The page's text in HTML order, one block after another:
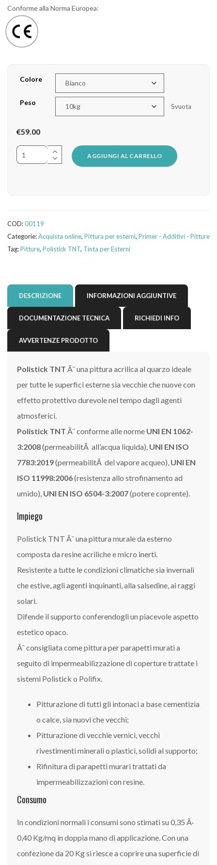
Conforme alla Norma Europea:
Colore
Peso Svuota
€59.00
AGGIUNGI AL CARRELLO
COD:00119
Categorie:Acquista online, Pittura per esterni, Primer - Additivi - Pitture
Tag:Pitture, Polistick TNT, Tinta per Esterni
DESCRIZIONE INFORMAZIONI AGGIUNTIVE
DOCUMENTAZIONE TECNICA RICHIEDI INFO
AVVERTENZE PRODOTTO
Polistick TNT Ã¨ una pittura acrilica al quarzo ideale
per tutte le superfici esterne sia vecchie che nuove con
effetto protettivo durevole nel tempo dagli agenti
atmosferici.
Polistick TNT Ã¨ conforme alle norme UNI EN 1062-
3:2008(permeabilitÃ all’acqua liquida), UNI EN ISO
7783:2019(permeabilitÃ del vapore acqueo), UNI EN
ISO 11998:2006(resistenza allo strofinamento ad
umido), UNI EN ISO 6504-3:2007(potere coprente).
Impiego
Polistick TNT Ã¨ una pittura murale da esterno
composta da resine acriliche e micro inerti.
Resistente a tutte le condizioni climatiche sia invernali
che estive, agli agenti inquinanti, alla salsedine, ai raggi
solari.
Difende il supporto conferendogli un piacevole aspetto
estetico opaco.
Ãˆ consigliata come pittura per parapetti murati a
seguito di impermeabilizzazione di coperture trattate i
sistemi Polistick o Polifix.
Pitturazione di tutti gli intonaci a base cementizia
o calce, sia nuovi che vecchi;
Pitturazione di vecchie vernici, vecchi
rivestimenti minerali o plastici, solidi al supporto;
Rifinitura di parapetti murari trattati da
impermeabilizzazioni con resine.
Consumo
In condizioni normali i consumi sono stimati su 0,35 Ã·
0,40 Kg/mq in doppia mano di applicazione. Con una
confezione da 20 Kg si riesce a coprire una superficie di